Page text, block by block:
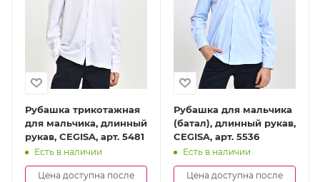
Рубашка трикотажная
для мальчика, длинный
рукав, CEGISA, арт. 5481
Есть в наличии
Цена доступна после
Рубашка для мальчика
(батал), длинный рукав,
CEGISA, арт. 5536
Есть в наличии
Цена доступна после